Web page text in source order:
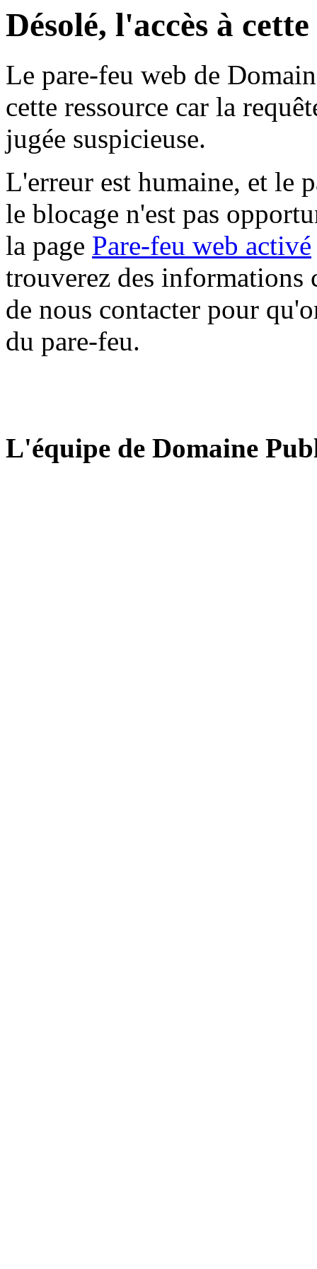
Désolé, l'accès à
Le pare-feu web de
cette ressource car la
jugée suspicieuse.
L'erreur est humaine, et le
le blocage n'est pas
la page Pare-feu web activé
trouverez des informations
de nous contacter pour
du pare-feu.
L'équipe de Domaine